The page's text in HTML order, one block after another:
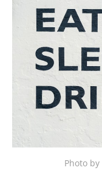
Photo by